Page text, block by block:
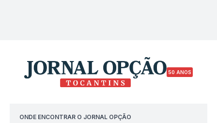
50 ANOS
ONDE ENCONTRAR O JORNAL OPÇÃO